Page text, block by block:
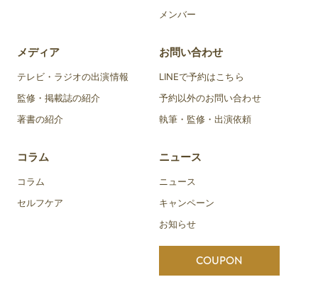
メンバー
メディア
テレビ・ラジオの出演情報
監修・掲載誌の紹介
著書の紹介
コラム
コラム
セルフケア
お問い合わせ
LINEで予約はこちら
予約以外のお問い合わせ
執筆・監修・出演依頼
ニュース
ニュース
キャンペーン
お知らせ
COUPON